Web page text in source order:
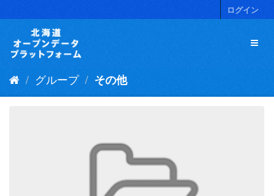
キ
ログイン
グループ その他